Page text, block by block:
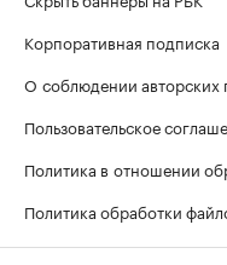
Корпоративная подписка
О соблюдении авторских
Пользовательское
Политика в отношении
Политика обработки